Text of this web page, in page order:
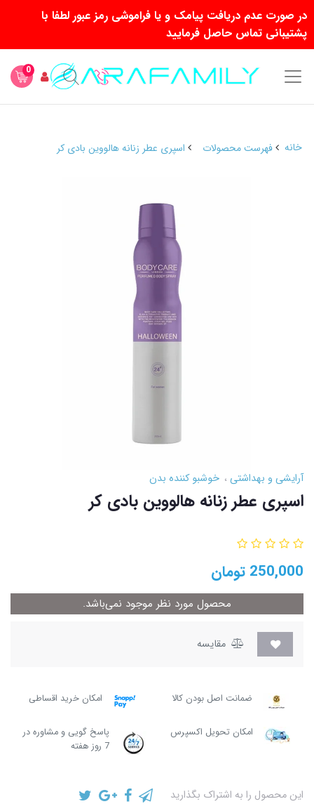
در صورت عدم دریافت پیامک و یا فراموشی رمز عبور لطفا با
پشتیبانی تماس حاصل فرمایید
0
خانه فهرست محصولات اسپری عطر زنانه هالووین بادی کر
آرایشی و بهداشتی خوشبو کننده بدن
اسپری عطر زنانه هالووین بادی کر
250,000 تومان
محصول مورد نظر موجود نمی‌باشد.
مقایسه
ضمانت اصل بودن کالا امکان خرید اقساطی
امکان تحویل اکسپرس
پاسخ گویی و مشاوره در
7 روز هفته
این محصول را به اشتراک بگذارید